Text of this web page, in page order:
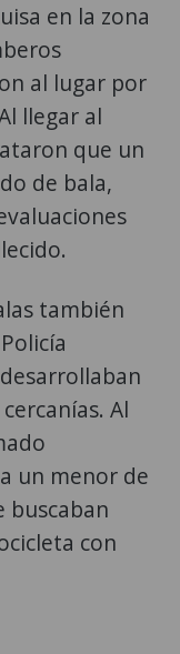
en la zona
al lugar por
llegar al
que un
de bala,
también
Al
un menor de
buscaban
con